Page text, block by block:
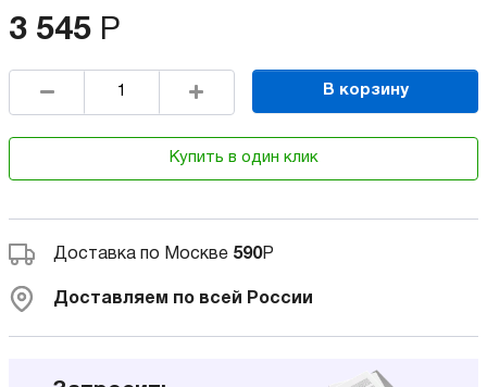
3 545 Р
В корзину
Купить в один клик
Доставка по Москве 590Р
Доставляем по всей России